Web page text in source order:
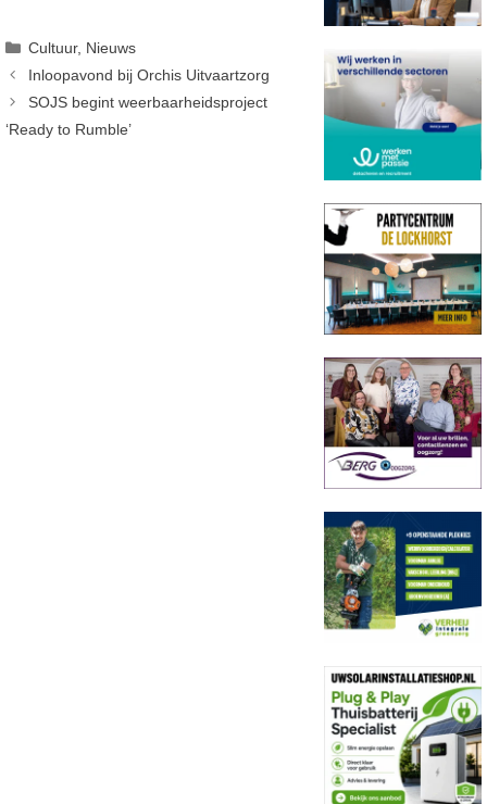
Categorieën
Cultuur, Nieuws
Inloopavond bij Orchis Uitvaartzorg
SOJS begint weerbaarheidsproject
‘Ready to Rumble’